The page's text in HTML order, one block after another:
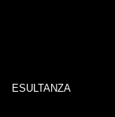
ESULTANZA